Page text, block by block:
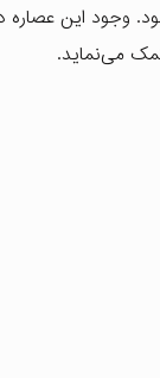
وجود این عصاره
کمک می‌نماید.